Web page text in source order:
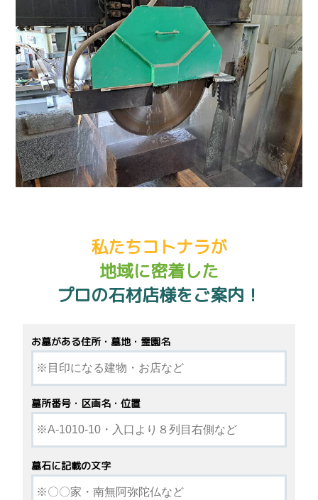
私たちコトナラが
地域に密着した
プロの石材店様をご案内！
お墓がある住所・墓地・霊園名
墓所番号・区画名・位置
墓石に記載の文字